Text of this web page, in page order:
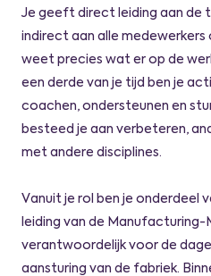
Je geeft direct leiding aan de
indirect aan alle medewerkers
weet precies wat er op de
een derde van je tijd ben je
coachen, ondersteunen en
besteed je aan verbeteren,
met andere disciplines.
Vanuit je rol ben je onderdeel
leiding van de Manufacturing-
verantwoordelijk voor de
aansturing van de fabriek.